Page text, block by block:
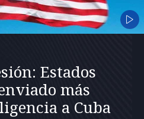
Estados
más
a Cuba